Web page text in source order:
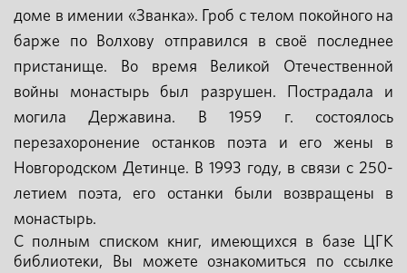
доме в имении «Званка». Гроб с телом покойного на
барже по Волхову отправился в своё последнее
пристанище. Во время Великой Отечественной
войны монастырь был разрушен. Пострадала и
могила Державина. В 1959 г. состоялось
перезахоронение останков поэта и его жены в
Новгородском Детинце. В 1993 году, в связи с 250-
летием поэта, его останки были возвращены в
монастырь.
С полным списком книг, имеющихся в базе ЦГК
библиотеки, Вы можете ознакомиться по ссылке